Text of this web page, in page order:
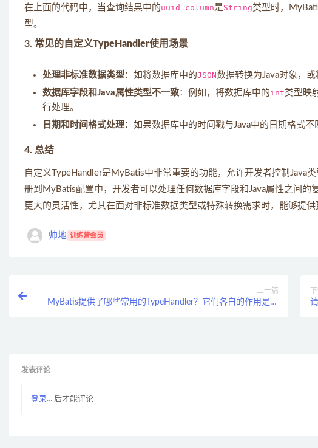
在上面的代码中，当查询结果中的uuid_column是String类型时，
型。
3. 常见的自定义TypeHandler使用场景
处理非标准数据类型：如将数据库中的JSON数据转换为Java对象，或
数据库字段和Java属性类型不一致：例如，将数据库中的int类型映
行处理。
日期和时间格式处理：如果数据库中的时间戳与Java中的日期格式
4. 总结
自定义TypeHandler是MyBatis中非常重要的功能，允许开发者控制Java
册到MyBatis配置中，开发者可以处理任何数据库字段和Java属性之间
更大的灵活性，尤其在面对非标准数据类型或特殊转换需求时，能够提供
帅地 训练营会员
上一篇
MyBatis提供了哪些常用的TypeHandler？它们各自的作用是什
发表评论
登录... 后才能评论